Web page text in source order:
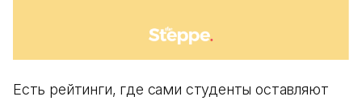
Есть рейтинги, где сами студенты оставляют